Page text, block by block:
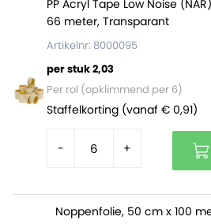
Beschikken over een
Zijn FSC gecertificeerd en
pallet zitten 4800 enveloppen (48
PP Acryl Tape Low Noise
66 meter, Transparant
Artikelnr: 8000095
per stuk 2,03
Per rol (opklimmend per 6)
Staffelkorting (vanaf € 0,91)
- +
Noppenfolie, 50 cm x 100